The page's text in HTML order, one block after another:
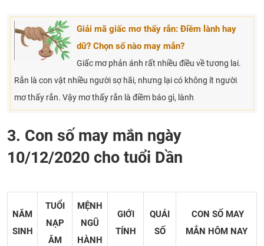
Giải mã giấc mơ thấy rắn: Điềm lành hay
dữ? Chọn số nào may mắn?
Giấc mơ phản ánh rất nhiều điều về tương lai.
Rắn là con vật nhiều người sợ hãi, nhưng lại có không ít người
mơ thấy rắn. Vậy mơ thấy rắn là điềm báo gì, lành
3. Con số may mắn ngày
10/12/2020 cho tuổi Dần
NĂM
SINH
TUỔI
NẠP
ÂM
MỆNH
NGŨ
HÀNH
GIỚI
TÍNH
QUÁI
SỐ
CON SỐ MAY
MẮN HÔM NAY